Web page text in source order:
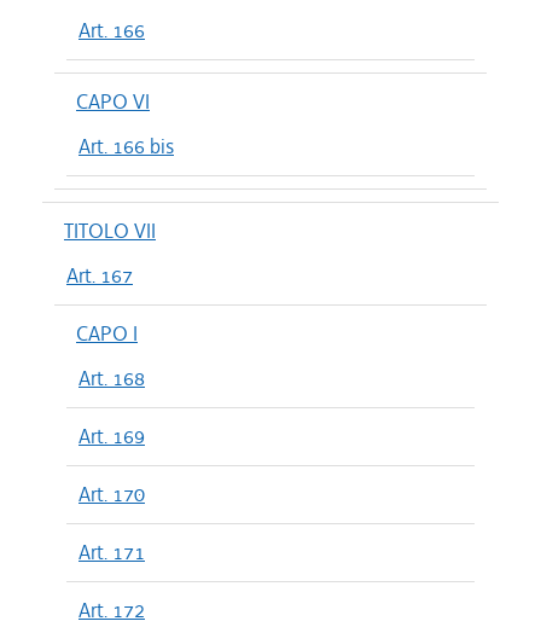
Art. 166
CAPO VI
Art. 166 bis
TITOLO VII
Art. 167
CAPO I
Art. 168
Art. 169
Art. 170
Art. 171
Art. 172